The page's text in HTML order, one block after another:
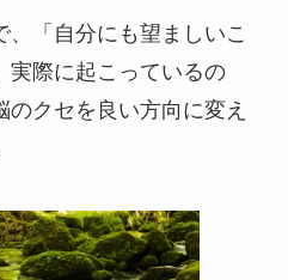
、「自分にも望ましいこ
実際に起こっているの
クセを良い方向に変え